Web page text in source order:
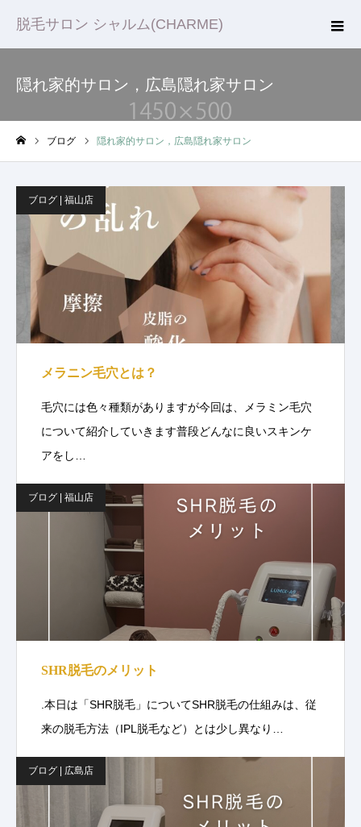
脱毛サロン シャルム(CHARME)
隠れ家的サロン，広島隠れ家サロン
ブログ 隠れ家的サロン，広島隠れ家サロン
ブログ | 福山店
メラニン毛穴とは？
毛穴には色々種類がありますが今回は、メラミン毛穴
について紹介していきます普段どんなに良いスキンケ
アをし…
ブログ | 福山店
SHR脱毛のメリット
.本日は「SHR脱毛」についてSHR脱毛の仕組みは、従
来の脱毛方法（IPL脱毛など）とは少し異なり…
ブログ | 広島店